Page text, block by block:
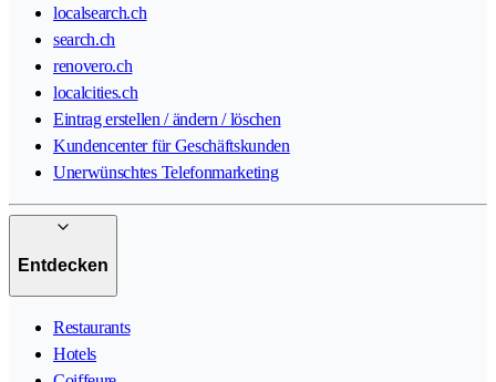
localsearch.ch
search.ch
renovero.ch
localcities.ch
Eintrag erstellen / ändern / löschen
Kundencenter für Geschäftskunden
Unerwünschtes Telefonmarketing
Entdecken
Restaurants
Hotels